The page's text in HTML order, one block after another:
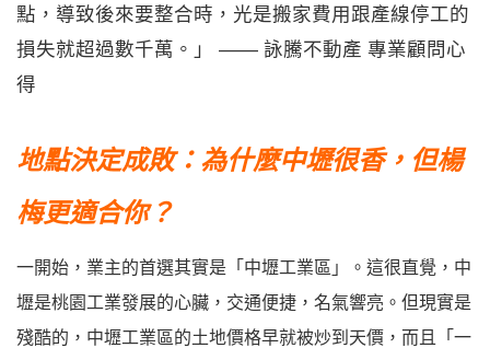
點，導致後來要整合時，光是搬家費用跟產線停工的
損失就超過數千萬。」 —— 詠騰不動產 專業顧問心
得
地點決定成敗：為什麼中壢很香，但楊
梅更適合你？
一開始，業主的首選其實是「中壢工業區」。這很直覺，中
壢是桃園工業發展的心臟，交通便捷，名氣響亮。但現實是
殘酷的，中壢工業區的土地價格早就被炒到天價，而且「一